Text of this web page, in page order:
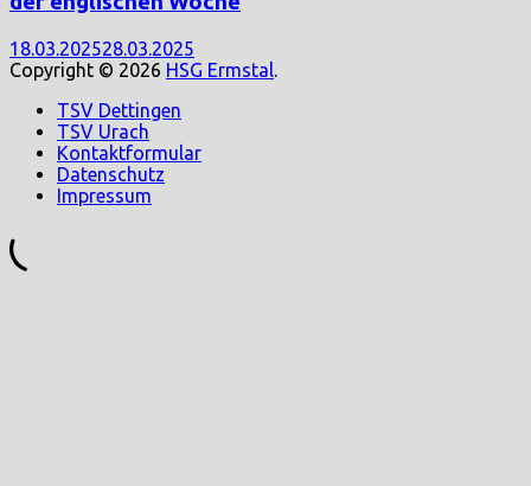
18.03.202528.03.2025
Copyright © 2026 HSG Ermstal.
TSV Dettingen
TSV Urach
Kontaktformular
Datenschutz
Impressum